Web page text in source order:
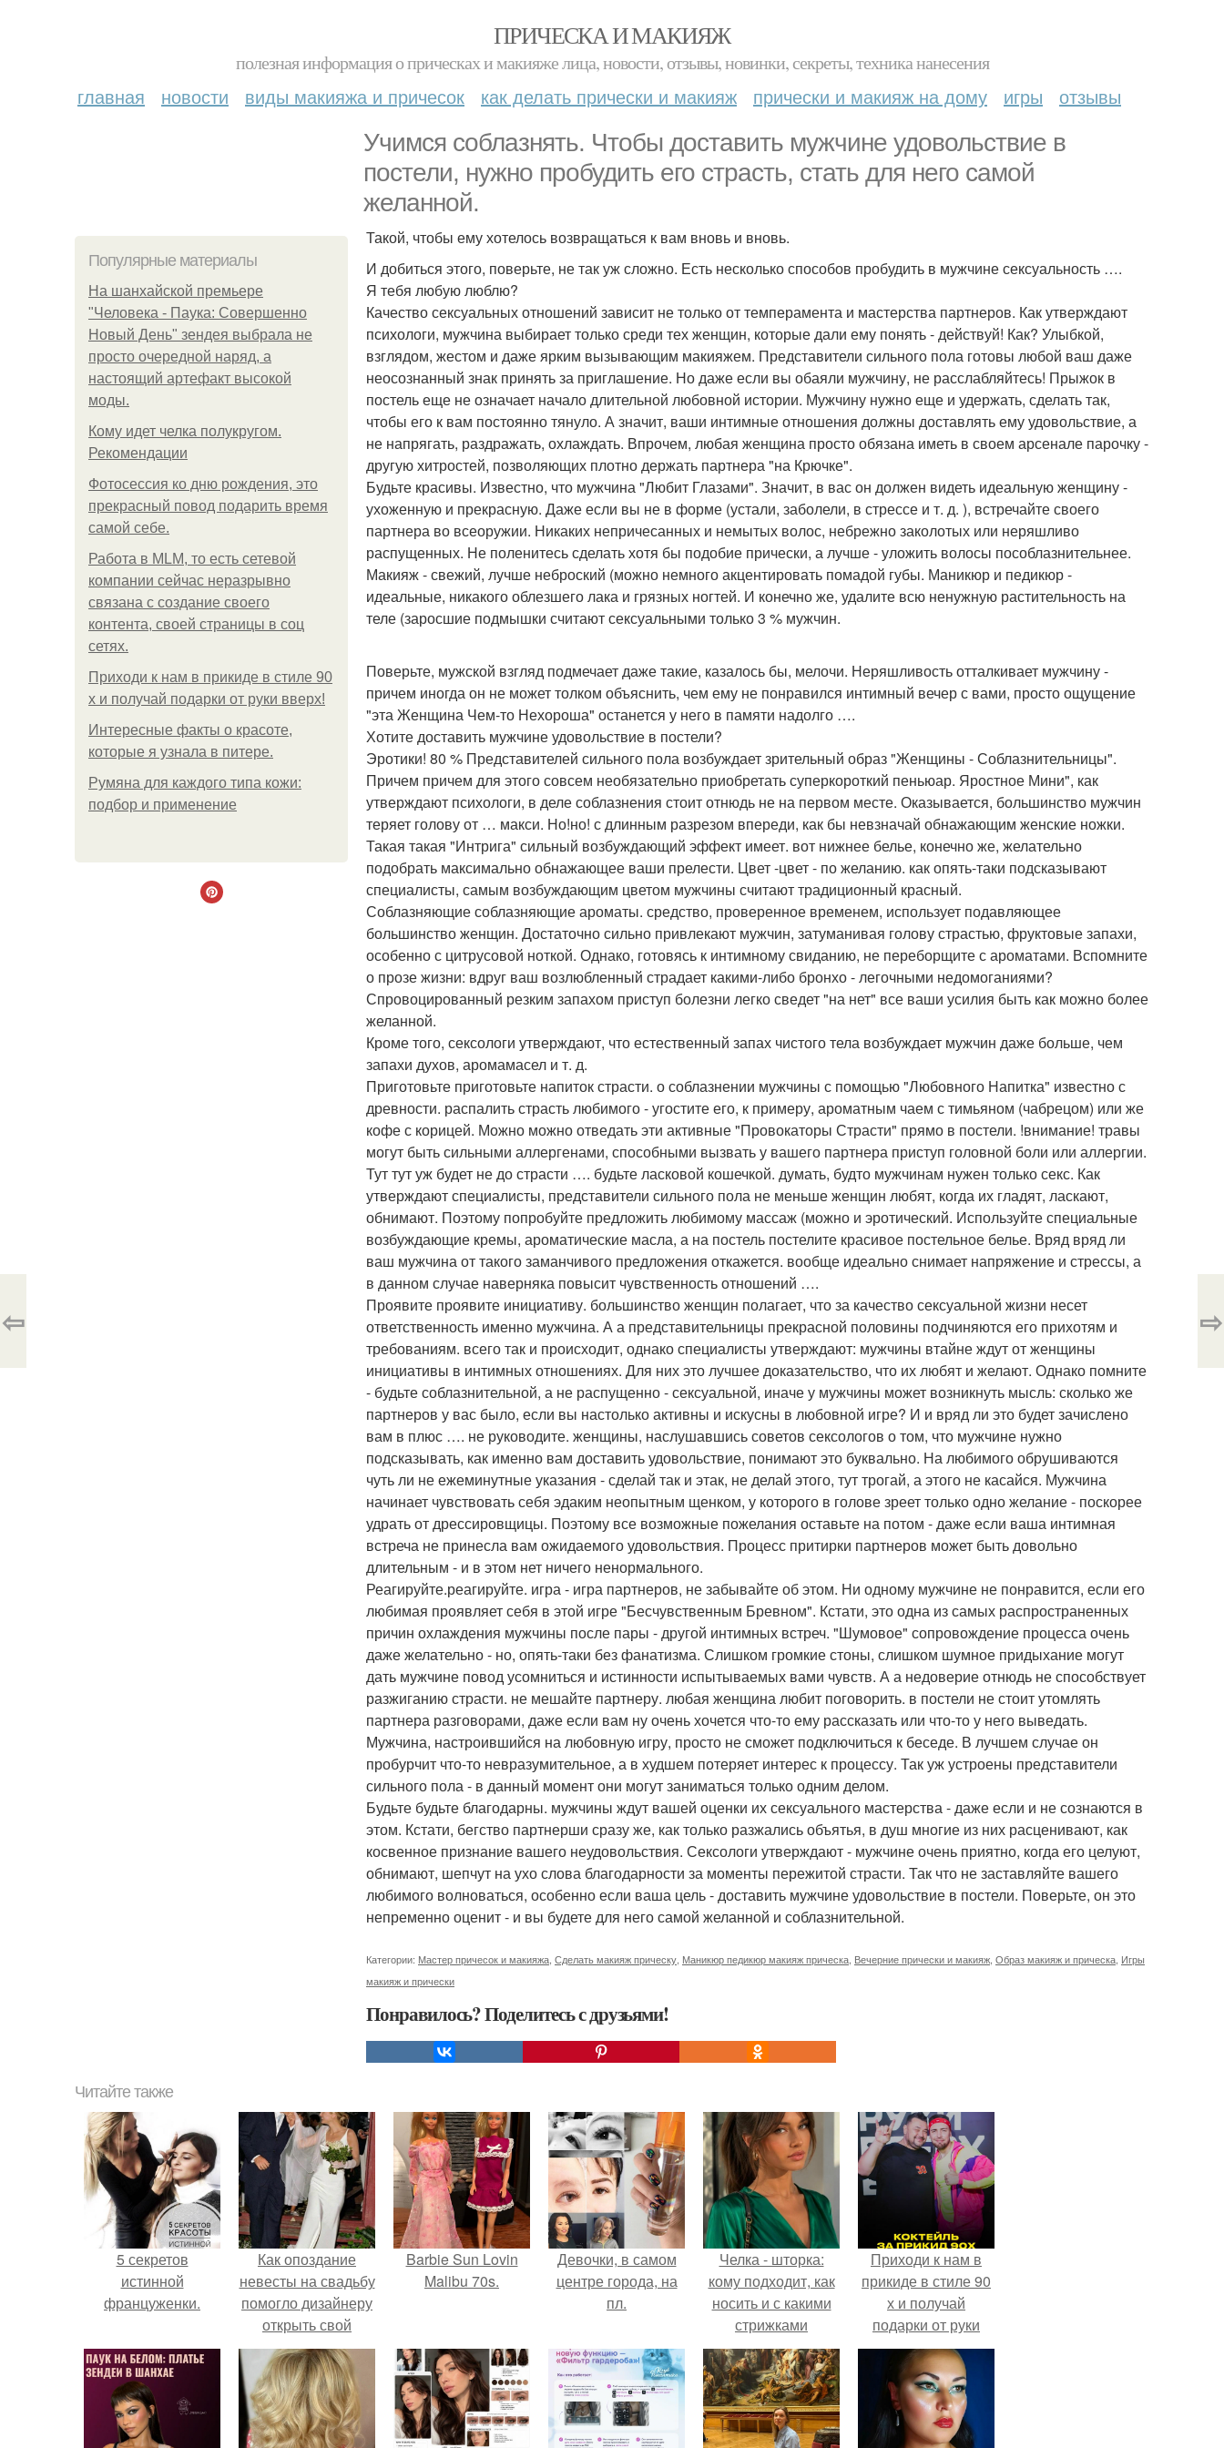
ПРИЧЕСКА И МАКИЯЖ
полезная информация о прическах и макияже лица, новости, отзывы, новинки, секреты, техника нанесения
главная новости виды макияжа и причесок как делать прически и макияж прически и макияж на дому игры отзывы
Учимся соблазнять. Чтобы доставить мужчине удовольствие в
постели, нужно пробудить его страсть, стать для него самой
желанной.
Популярные материалы
На шанхайской премьере
"Человека - Паука: Совершенно
Новый День" зендея выбрала не
просто очередной наряд, а
настоящий артефакт высокой
моды.
Кому идет челка полукругом.
Рекомендации
Фотосессия ко дню рождения, это
прекрасный повод подарить время
самой себе.
Работа в MLM, то есть сетевой
компании сейчас неразрывно
связана с создание своего
контента, своей страницы в соц
сетях.
Приходи к нам в прикиде в стиле 90
х и получай подарки от руки вверх!
Интересные факты о красоте,
которые я узнала в питере.
Румяна для каждого типа кожи:
подбор и применение
Такой, чтобы ему хотелось возвращаться к вам вновь и вновь.
И добиться этого, поверьте, не так уж сложно. Есть несколько способов пробудить в мужчине сексуальность ….
Я тебя любую люблю?
Качество сексуальных отношений зависит не только от темперамента и мастерства партнеров. Как утверждают
психологи, мужчина выбирает только среди тех женщин, которые дали ему понять - действуй! Как? Улыбкой,
взглядом, жестом и даже ярким вызывающим макияжем. Представители сильного пола готовы любой ваш даже
неосознанный знак принять за приглашение. Но даже если вы обаяли мужчину, не расслабляйтесь! Прыжок в
постель еще не означает начало длительной любовной истории. Мужчину нужно еще и удержать, сделать так,
чтобы его к вам постоянно тянуло. А значит, ваши интимные отношения должны доставлять ему удовольствие, а
не напрягать, раздражать, охлаждать. Впрочем, любая женщина просто обязана иметь в своем арсенале парочку -
другую хитростей, позволяющих плотно держать партнера "на Крючке".
Будьте красивы. Известно, что мужчина "Любит Глазами". Значит, в вас он должен видеть идеальную женщину -
ухоженную и прекрасную. Даже если вы не в форме (устали, заболели, в стрессе и т. д. ), встречайте своего
партнера во всеоружии. Никаких непричесанных и немытых волос, небрежно заколотых или неряшливо
распущенных. Не поленитесь сделать хотя бы подобие прически, а лучше - уложить волосы пособлазнительнее.
Макияж - свежий, лучше неброский (можно немного акцентировать помадой губы. Маникюр и педикюр -
идеальные, никакого облезшего лака и грязных ногтей. И конечно же, удалите всю ненужную растительность на
теле (заросшие подмышки считают сексуальными только 3 % мужчин.
Поверьте, мужской взгляд подмечает даже такие, казалось бы, мелочи. Неряшливость отталкивает мужчину -
причем иногда он не может толком объяснить, чем ему не понравился интимный вечер с вами, просто ощущение
"эта Женщина Чем-то Нехороша" останется у него в памяти надолго ….
Хотите доставить мужчине удовольствие в постели?
Эротики! 80 % Представителей сильного пола возбуждает зрительный образ "Женщины - Соблазнительницы".
Причем причем для этого совсем необязательно приобретать суперкороткий пеньюар. Яростное Мини", как
утверждают психологи, в деле соблазнения стоит отнюдь не на первом месте. Оказывается, большинство мужчин
теряет голову от … макси. Но!но! с длинным разрезом впереди, как бы невзначай обнажающим женские ножки.
Такая такая "Интрига" сильный возбуждающий эффект имеет. вот нижнее белье, конечно же, желательно
подобрать максимально обнажающее ваши прелести. Цвет -цвет - по желанию. как опять-таки подсказывают
специалисты, самым возбуждающим цветом мужчины считают традиционный красный.
Соблазняющие соблазняющие ароматы. средство, проверенное временем, использует подавляющее
большинство женщин. Достаточно сильно привлекают мужчин, затуманивая голову страстью, фруктовые запахи,
особенно с цитрусовой ноткой. Однако, готовясь к интимному свиданию, не переборщите с ароматами. Вспомните
о прозе жизни: вдруг ваш возлюбленный страдает какими-либо бронхо - легочными недомоганиями?
Спровоцированный резким запахом приступ болезни легко сведет "на нет" все ваши усилия быть как можно более
желанной.
Кроме того, сексологи утверждают, что естественный запах чистого тела возбуждает мужчин даже больше, чем
запахи духов, аромамасел и т. д.
Приготовьте приготовьте напиток страсти. о соблазнении мужчины с помощью "Любовного Напитка" известно с
древности. распалить страсть любимого - угостите его, к примеру, ароматным чаем с тимьяном (чабрецом) или же
кофе с корицей. Можно можно отведать эти активные "Провокаторы Страсти" прямо в постели. !внимание! травы
могут быть сильными аллергенами, способными вызвать у вашего партнера приступ головной боли или аллергии.
Тут тут уж будет не до страсти …. будьте ласковой кошечкой. думать, будто мужчинам нужен только секс. Как
утверждают специалисты, представители сильного пола не меньше женщин любят, когда их гладят, ласкают,
обнимают. Поэтому попробуйте предложить любимому массаж (можно и эротический. Используйте специальные
возбуждающие кремы, ароматические масла, а на постель постелите красивое постельное белье. Вряд вряд ли
ваш мужчина от такого заманчивого предложения откажется. вообще идеально снимает напряжение и стрессы, а
в данном случае наверняка повысит чувственность отношений ….
Проявите проявите инициативу. большинство женщин полагает, что за качество сексуальной жизни несет
ответственность именно мужчина. А а представительницы прекрасной половины подчиняются его прихотям и
требованиям. всего так и происходит, однако специалисты утверждают: мужчины втайне ждут от женщины
инициативы в интимных отношениях. Для них это лучшее доказательство, что их любят и желают. Однако помните
- будьте соблазнительной, а не распущенно - сексуальной, иначе у мужчины может возникнуть мысль: сколько же
партнеров у вас было, если вы настолько активны и искусны в любовной игре? И и вряд ли это будет зачислено
вам в плюс …. не руководите. женщины, наслушавшись советов сексологов о том, что мужчине нужно
подсказывать, как именно вам доставить удовольствие, понимают это буквально. На любимого обрушиваются
чуть ли не ежеминутные указания - сделай так и этак, не делай этого, тут трогай, а этого не касайся. Мужчина
начинает чувствовать себя эдаким неопытным щенком, у которого в голове зреет только одно желание - поскорее
удрать от дрессировщицы. Поэтому все возможные пожелания оставьте на потом - даже если ваша интимная
встреча не принесла вам ожидаемого удовольствия. Процесс притирки партнеров может быть довольно
длительным - и в этом нет ничего ненормального.
Реагируйте.реагируйте. игра - игра партнеров, не забывайте об этом. Ни одному мужчине не понравится, если его
любимая проявляет себя в этой игре "Бесчувственным Бревном". Кстати, это одна из самых распространенных
причин охлаждения мужчины после пары - другой интимных встреч. "Шумовое" сопровождение процесса очень
даже желательно - но, опять-таки без фанатизма. Слишком громкие стоны, слишком шумное придыхание могут
дать мужчине повод усомниться и истинности испытываемых вами чувств. А а недоверие отнюдь не способствует
разжиганию страсти. не мешайте партнеру. любая женщина любит поговорить. в постели не стоит утомлять
партнера разговорами, даже если вам ну очень хочется что-то ему рассказать или что-то у него выведать.
Мужчина, настроившийся на любовную игру, просто не сможет подключиться к беседе. В лучшем случае он
пробурчит что-то невразумительное, а в худшем потеряет интерес к процессу. Так уж устроены представители
сильного пола - в данный момент они могут заниматься только одним делом.
Будьте будьте благодарны. мужчины ждут вашей оценки их сексуального мастерства - даже если и не сознаются в
этом. Кстати, бегство партнерши сразу же, как только разжались объятья, в душ многие из них расценивают, как
косвенное признание вашего неудовольствия. Сексологи утверждают - мужчине очень приятно, когда его целуют,
обнимают, шепчут на ухо слова благодарности за моменты пережитой страсти. Так что не заставляйте вашего
любимого волноваться, особенно если ваша цель - доставить мужчине удовольствие в постели. Поверьте, он это
непременно оценит - и вы будете для него самой желанной и соблазнительной.
Категории: Мастер причесок и макияжа Сделать макияж прическу Маникюр педикюр макияж прическа Вечерние прически и макияж Образ макияж и прическа Игры
макияж и прически
Понравилось? Поделитесь с друзьями!
⇦ ⇨
Читайте также
5 секретов
истинной
француженки.
Как опоздание
невесты на свадьбу
помогло дизайнеру
открыть свой
бренд.
Barbie Sun Lovin
Malibu 70s.
Девочки, в самом
центре города, на
пл.
Челка - шторка:
кому подходит, как
носить и с какими
стрижками
сочетать.
Приходи к нам в
прикиде в стиле 90
х и получай
подарки от руки
вверх!